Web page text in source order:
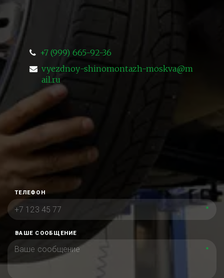
+7 (999) 665-92-36
vyezdnoy-shinomontazh-moskva@m
ail.ru
ТЕЛЕФОН
*
ВАШЕ СООБЩЕНИЕ
*